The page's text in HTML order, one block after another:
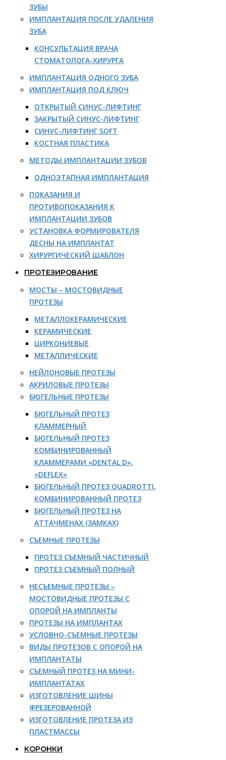
ЗУБЫ
ИМПЛАНТАЦИЯ ПОСЛЕ УДАЛЕНИЯ
ЗУБА
КОНСУЛЬТАЦИЯ ВРАЧА
СТОМАТОЛОГА-ХИРУРГА
ИМПЛАНТАЦИЯ ОДНОГО ЗУБА
ИМПЛАНТАЦИЯ ПОД КЛЮЧ
ОТКРЫТЫЙ СИНУС-ЛИФТИНГ
ЗАКРЫТЫЙ СИНУС-ЛИФТИНГ
СИНУС-ЛИФТИНГ SOFT
КОСТНАЯ ПЛАСТИКА
МЕТОДЫ ИМПЛАНТАЦИИ ЗУБОВ
ОДНОЭТАПНАЯ ИМПЛАНТАЦИЯ
ПОКАЗАНИЯ И
ПРОТИВОПОКАЗАНИЯ К
ИМПЛАНТАЦИИ ЗУБОВ
УСТАНОВКА ФОРМИРОВАТЕЛЯ
ДЕСНЫ НА ИМПЛАНТАТ
ХИРУРГИЧЕСКИЙ ШАБЛОН
ПРОТЕЗИРОВАНИЕ
МОСТЫ – МОСТОВИДНЫЕ
ПРОТЕЗЫ
МЕТАЛЛОКЕРАМИЧЕСКИЕ
КЕРАМИЧЕСКИЕ
ЦИРКОНИЕВЫЕ
МЕТАЛЛИЧЕСКИЕ
НЕЙЛОНОВЫЕ ПРОТЕЗЫ
АКРИЛОВЫЕ ПРОТЕЗЫ
БЮГЕЛЬНЫЕ ПРОТЕЗЫ
БЮГЕЛЬНЫЙ ПРОТЕЗ
КЛАММЕРНЫЙ
БЮГЕЛЬНЫЙ ПРОТЕЗ
КОМБИНИРОВАННЫЙ
КЛАММЕРАМИ «DENTAL D»,
«DEFLEX»
БЮГЕЛЬНЫЙ ПРОТЕЗ QUADROTTI,
КОМБИНИРОВАННЫЙ ПРОТЕЗ
БЮГЕЛЬНЫЙ ПРОТЕЗ НА
АТТАЧМЕНАХ (ЗАМКАХ)
СЪЕМНЫЕ ПРОТЕЗЫ
ПРОТЕЗ СЪЕМНЫЙ ЧАСТИЧНЫЙ
ПРОТЕЗ СЪЕМНЫЙ ПОЛНЫЙ
НЕСЪЕМНЫЕ ПРОТЕЗЫ –
МОСТОВИДНЫЕ ПРОТЕЗЫ С
ОПОРОЙ НА ИМПЛАНТЫ
ПРОТЕЗЫ НА ИМПЛАНТАХ
УСЛОВНО-СЪЕМНЫЕ ПРОТЕЗЫ
ВИДЫ ПРОТЕЗОВ С ОПОРОЙ НА
ИМПЛАНТАТЫ
СЪЕМНЫЙ ПРОТЕЗ НА МИНИ-
ИМПЛАНТАТАХ
ИЗГОТОВЛЕНИЕ ШИНЫ
ФРЕЗЕРОВАННОЙ
ИЗГОТОВЛЕНИЕ ПРОТЕЗА ИЗ
ПЛАСТМАССЫ
КОРОНКИ